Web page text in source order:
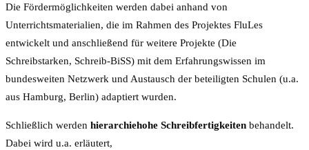
Die Fördermöglichkeiten werden dabei anhand von
Unterrichtsmaterialien, die im Rahmen des Projektes FluLes
entwickelt und anschließend für weitere Projekte (Die
Schreibstarken, Schreib-BiSS) mit dem Erfahrungswissen im
bundesweiten Netzwerk und Austausch der beteiligten Schulen (u.a.
aus Hamburg, Berlin) adaptiert wurden.
Schließlich werden hierarchiehohe Schreibfertigkeiten behandelt.
Dabei wird u.a. erläutert,